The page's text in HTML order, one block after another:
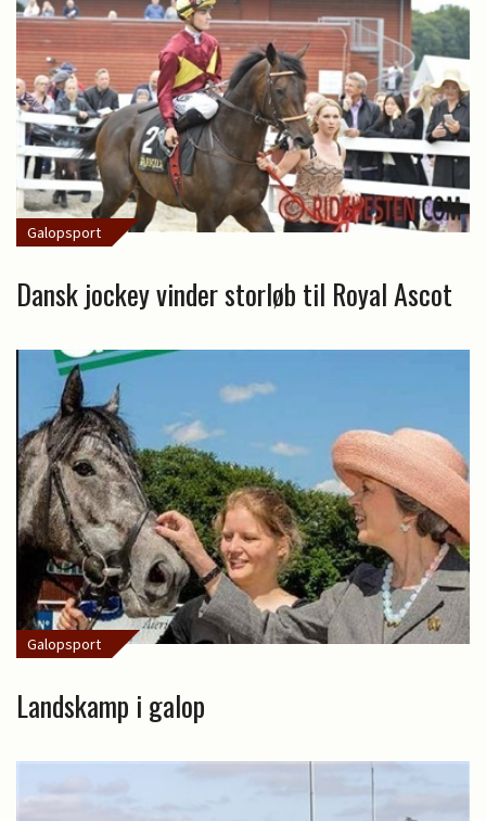
Galopsport
Dansk jockey vinder storløb til Royal Ascot
Galopsport
Landskamp i galop